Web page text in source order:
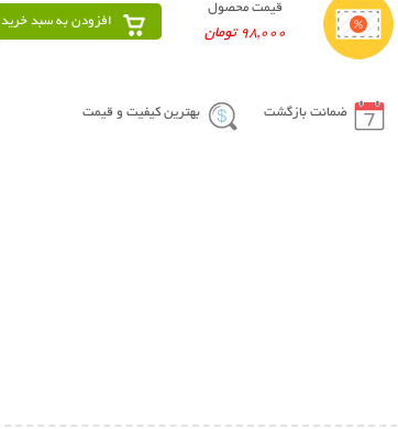
قیمت محصول
98,000 تومان
افزودن به سبد خرید
ضمانت بازگشت بهترین کیفیت و قیمت